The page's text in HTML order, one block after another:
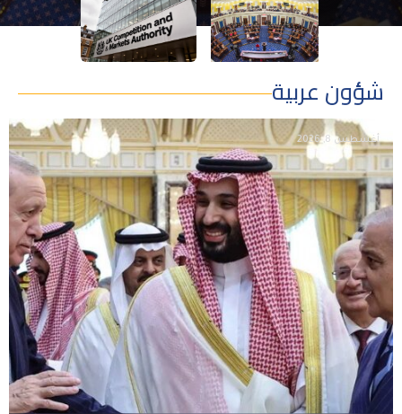
شؤون عربية
أغسطس 8, 2026